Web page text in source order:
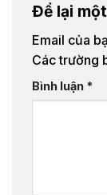
Để lại
Email của
Các trường
Bình luận *